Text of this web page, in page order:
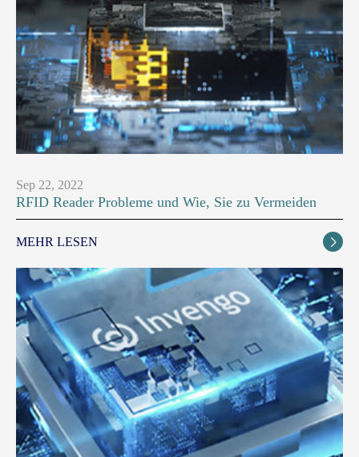
Sep 22, 2022
RFID Reader Probleme und Wie, Sie zu Vermeiden
MEHR LESEN 